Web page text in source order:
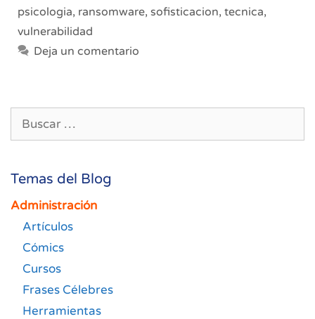
psicologia, ransomware, sofisticacion, tecnica,
vulnerabilidad
Deja un comentario
Temas del Blog
Administración
Artículos
Cómics
Cursos
Frases Célebres
Herramientas